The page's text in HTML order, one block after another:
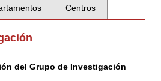
Centros
del Grupo de Investigación